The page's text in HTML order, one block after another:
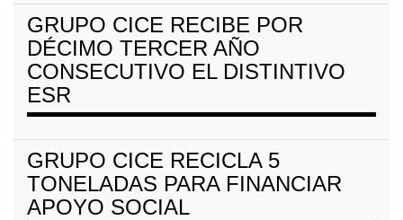
GRUPO CICE RECIBE POR
DÉCIMO TERCER AÑO
CONSECUTIVO EL DISTINTIVO
ESR
GRUPO CICE RECICLA 5
TONELADAS PARA FINANCIAR
APOYO SOCIAL